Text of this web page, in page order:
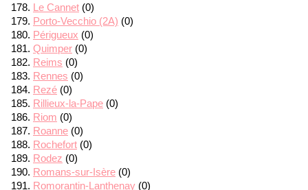
Le Cannet (0)
Porto-Vecchio (2A) (0)
Périgueux (0)
Quimper (0)
Reims (0)
Rennes (0)
Rezé (0)
Rillieux-la-Pape (0)
Riom (0)
Roanne (0)
Rochefort (0)
Rodez (0)
Romans-sur-Isère (0)
Romorantin-Lanthenay (0)